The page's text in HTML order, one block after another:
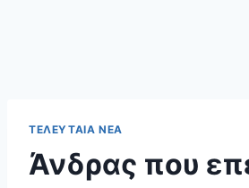
ΤΕΛΕΥΤΑΊΑ ΝΈΑ
Άνδρας που